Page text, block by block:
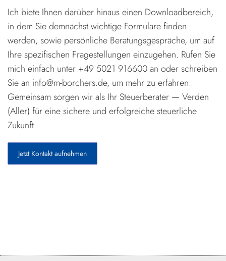
Ich biete Ihnen darüber hinaus einen Downloadbereich,
in dem Sie demnächst wichtige Formulare finden
werden, sowie persönliche Beratungsgespräche, um auf
Ihre spezifischen Fragestellungen einzugehen. Rufen Sie
mich einfach unter +49 5021 916600 an oder schreiben
Sie an info@m-borchers.de, um mehr zu erfahren.
Gemeinsam sorgen wir als Ihr Steuerberater — Verden
(Aller) für eine sichere und erfolgreiche steuerliche
Zukunft.
Jetzt Kontakt aufnehmen